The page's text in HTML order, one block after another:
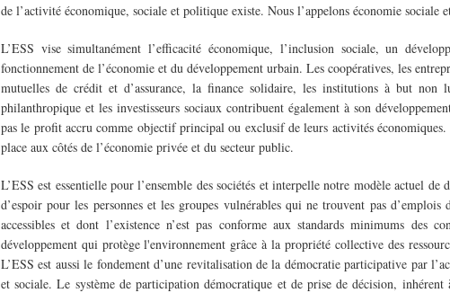
de l’activité économique, sociale et politique existe. Nous l’appelons économie sociale
L’ESS vise simultanément l’efficacité économique, l’inclusion sociale, un
fonctionnement de l’économie et du développement urbain. Les coopératives, les
mutuelles de crédit et d’assurance, la finance solidaire, les institutions à but non
philanthropique et les investisseurs sociaux contribuent également à son
pas le profit accru comme objectif principal ou exclusif de leurs activités
place aux côtés de l’économie privée et du secteur public.
L’ESS est essentielle pour l’ensemble des sociétés et interpelle notre modèle actuel
d’espoir pour les personnes et les groupes vulnérables qui ne trouvent pas d’emplois
accessibles et dont l’existence n’est pas conforme aux standards minimums des
développement qui protège l'environnement grâce à la propriété collective des
L’ESS est aussi le fondement d’une revitalisation de la démocratie participative par
et sociale. Le système de participation démocratique et de prise de décision,